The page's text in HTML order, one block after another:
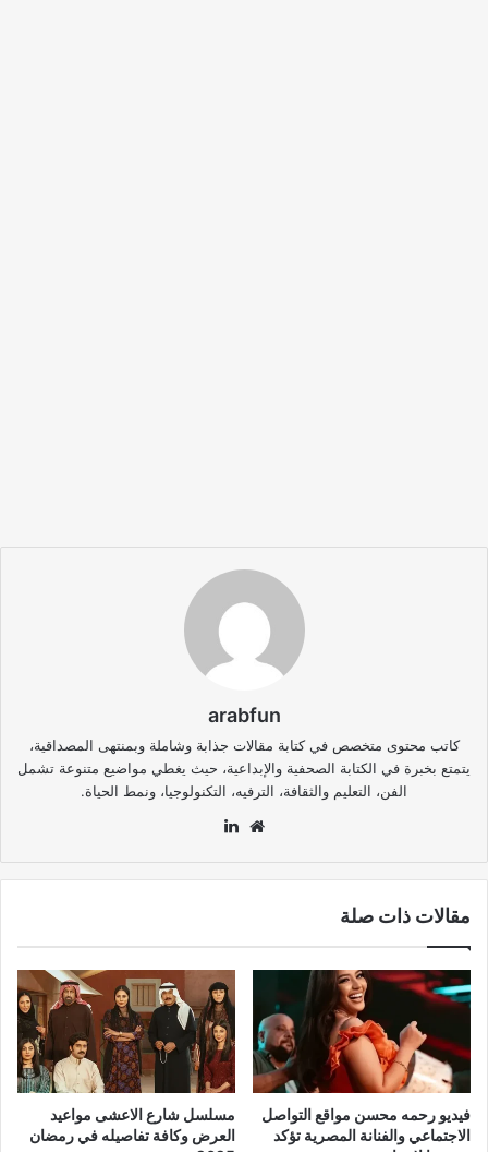
arabfun
كاتب محتوى متخصص في كتابة مقالات جذابة وشاملة وبمنتهى المصداقية،
يتمتع بخبرة في الكتابة الصحفية والإبداعية، حيث يغطي مواضيع متنوعة تشمل
الفن، التعليم والثقافة، الترفيه، التكنولوجيا، ونمط الحياة.
موقع
مقالات ذات صلة
فيديو رحمه محسن مواقع التواصل
الاجتماعي والفنانة المصرية تؤكد
مسلسل شارع الاعشى مواعيد
العرض وكافة تفاصيله في رمضان